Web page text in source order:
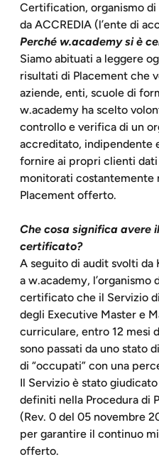
Certification, organismo
da ACCREDIA (l’ente di
Perché w.academy si è
Siamo abituati a leggere
risultati di Placement che
aziende, enti, scuole di
w.academy ha scelto
controllo e verifica di un
accreditato, indipendente
fornire ai propri clienti
monitorati costantemente
Placement offerto.
Che cosa significa avere
certificato?
A seguito di audit svolti
a w.academy,
certificato che il Servizio
degli Executive Master e
curriculare, entro 12 mesi
sono passati da uno stato
di “occupati” con una
Il Servizio è stato
definiti nella Procedura di
(Rev. 0 del 05 novembre
per garantire il continuo
offerto.